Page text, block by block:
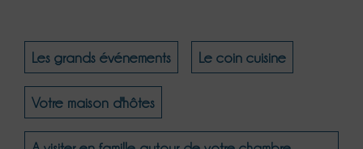
Les grands événements Le coin cuisine
Votre maison d'hôtes